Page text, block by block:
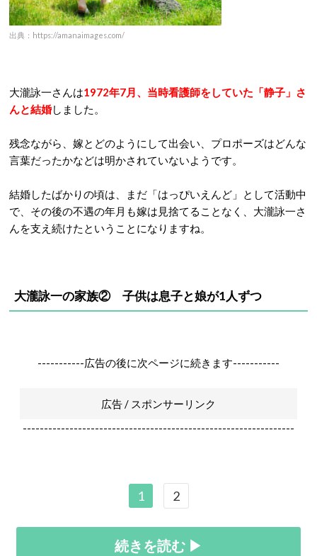
出典：https://amanaimages.com/
大瀧詠一さんは1972年7月、当時看護師をしていた「静子」さ
んと結婚しました。
残念ながら、嫁とどのようにして出会い、プロポーズはどんな
言葉だったかなどは明かされていないようです。
結婚したばかりの頃は、まだ「はっぴいえんど」として活動中
で、その後の不遇の年月も嫁は見捨てることなく、大瀧詠一さ
んを支え続けたということになりますね。
大瀧詠一の家族② 子供は息子と娘が1人ずつ
-----------広告の後に次ページに続きます-----------
広告 / スポンサーリンク
----------------------------------------------------------------
1 2
続きを読む ▶